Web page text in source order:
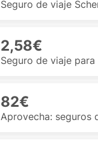
Seguro de viaje
2,58€
Seguro de viaje
82€
Aprovecha: seguros